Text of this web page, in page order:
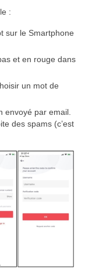
:
sur le Smartphone
et en rouge dans
un mot de
envoyé par email.
des spams (c’est